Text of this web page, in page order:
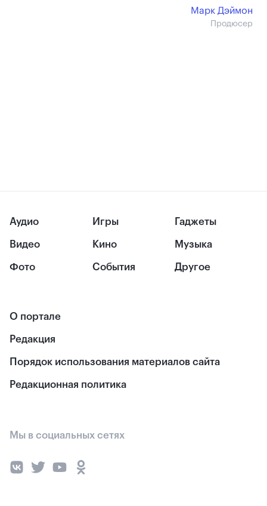
Марк Дэймон
Продюсер
Аудио
Видео
Фото
Игры
Кино
События
Гаджеты
Музыка
Другое
О портале
Редакция
Порядок использования материалов сайта
Редакционная политика
Мы в социальных сетях